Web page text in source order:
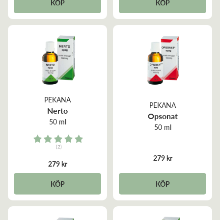
KÖP KÖP
PEKANA
Nerto
50 ml
Rating:
(2)
279 kr
KÖP
PEKANA
Opsonat
50 ml
279 kr
KÖP